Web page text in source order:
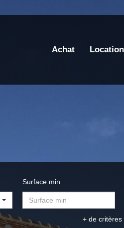
Achat Location
Surface min
+ de critères